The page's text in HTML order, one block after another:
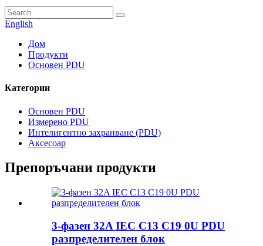
English
Дом
Продукти
Основен PDU
Категории
Основен PDU
Измерено PDU
Интелигентно захранване (PDU)
Аксесоар
Препоръчани продукти
3-фазен 32A IEC C13 C19 0U PDU
разпределителен блок